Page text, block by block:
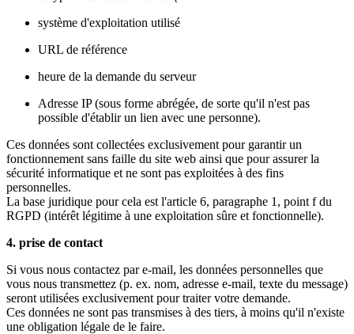
système d'exploitation utilisé
URL de référence
heure de la demande du serveur
Adresse IP (sous forme abrégée, de sorte qu'il n'est pas
possible d'établir un lien avec une personne).
Ces données sont collectées exclusivement pour garantir un
fonctionnement sans faille du site web ainsi que pour assurer la
sécurité informatique et ne sont pas exploitées à des fins
personnelles.
La base juridique pour cela est l'article 6, paragraphe 1, point f du
RGPD (intérêt légitime à une exploitation sûre et fonctionnelle).
4. prise de contact
Si vous nous contactez par e-mail, les données personnelles que
vous nous transmettez (p. ex. nom, adresse e-mail, texte du message)
seront utilisées exclusivement pour traiter votre demande.
Ces données ne sont pas transmises à des tiers, à moins qu'il n'existe
une obligation légale de le faire.